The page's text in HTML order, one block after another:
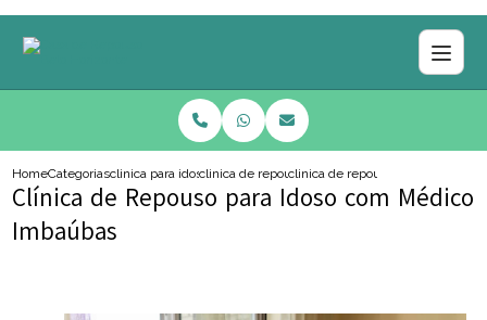
HomeCategoriasclinica para idososclinica de repouso para idosaclinica de repouso para idoso
Clínica de Repouso para Idoso com Médico
Imbaúbas